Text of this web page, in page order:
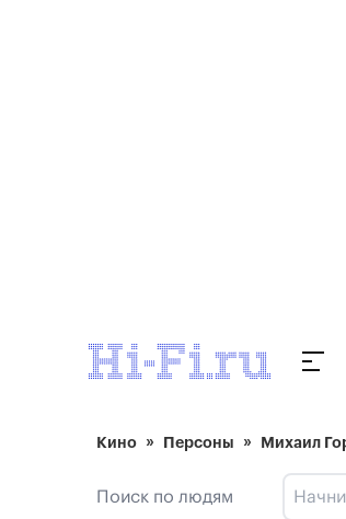
Кино Персоны Михаил
Поиск по людям